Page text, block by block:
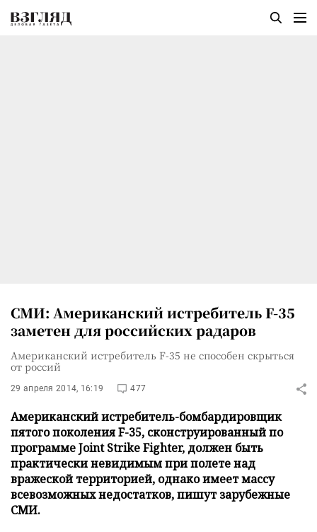
СМИ: Американский истребитель F-35
заметен для российских радаров
Американский истребитель F-35 не способен скрыться
от россий
29 апреля 2014, 16:19 477
Американский истребитель-бомбардировщик
пятого поколения F-35, сконструированный по
программе Joint Strike Fighter, должен быть
практически невидимым при полете над
вражеской территорией, однако имеет массу
всевозможных недостатков, пишут зарубежные
СМИ.